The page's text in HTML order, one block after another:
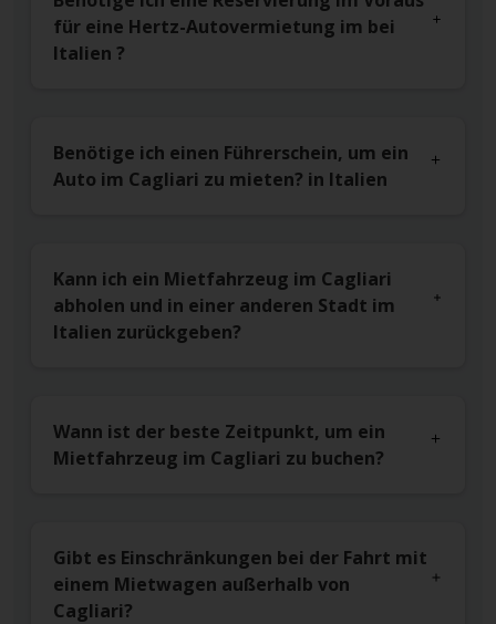
für eine Hertz-Autovermietung im bei
Italien ?
Benötige ich einen Führerschein, um ein
Auto im Cagliari zu mieten? in Italien
Kann ich ein Mietfahrzeug im Cagliari
abholen und in einer anderen Stadt im
Italien zurückgeben?
Wann ist der beste Zeitpunkt, um ein
Mietfahrzeug im Cagliari zu buchen?
Gibt es Einschränkungen bei der Fahrt mit
einem Mietwagen außerhalb von
Cagliari?